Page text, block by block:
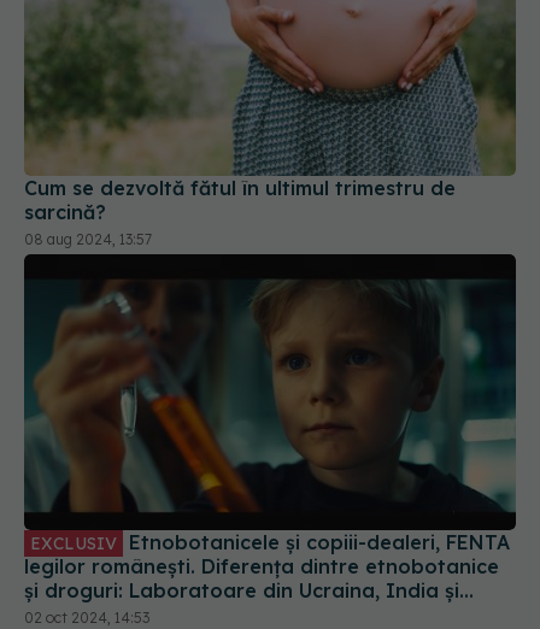
Cum se dezvoltă fătul în ultimul trimestru de
sarcină?
08 aug 2024, 13:57
EXCLUSIV
legilor românești. Diferența dintre etnobotanice
și droguri: Laboratoare din Ucraina, India și
China primesc comenzi de droguri pentru noi
02 oct 2024, 14:53